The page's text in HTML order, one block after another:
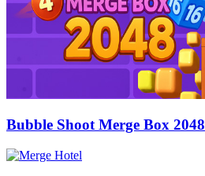
Bubble Shoot Merge Box 2048